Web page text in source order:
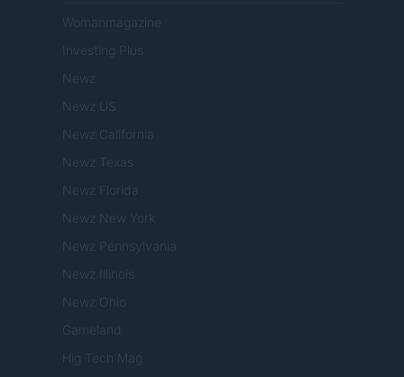
Womanmagazine
Investing Plus
Newz
Newz US
Newz California
Newz Texas
Newz Florida
Newz New York
Newz Pennsylvania
Newz Illinois
Newz Ohio
Gameland
Hig Tech Mag